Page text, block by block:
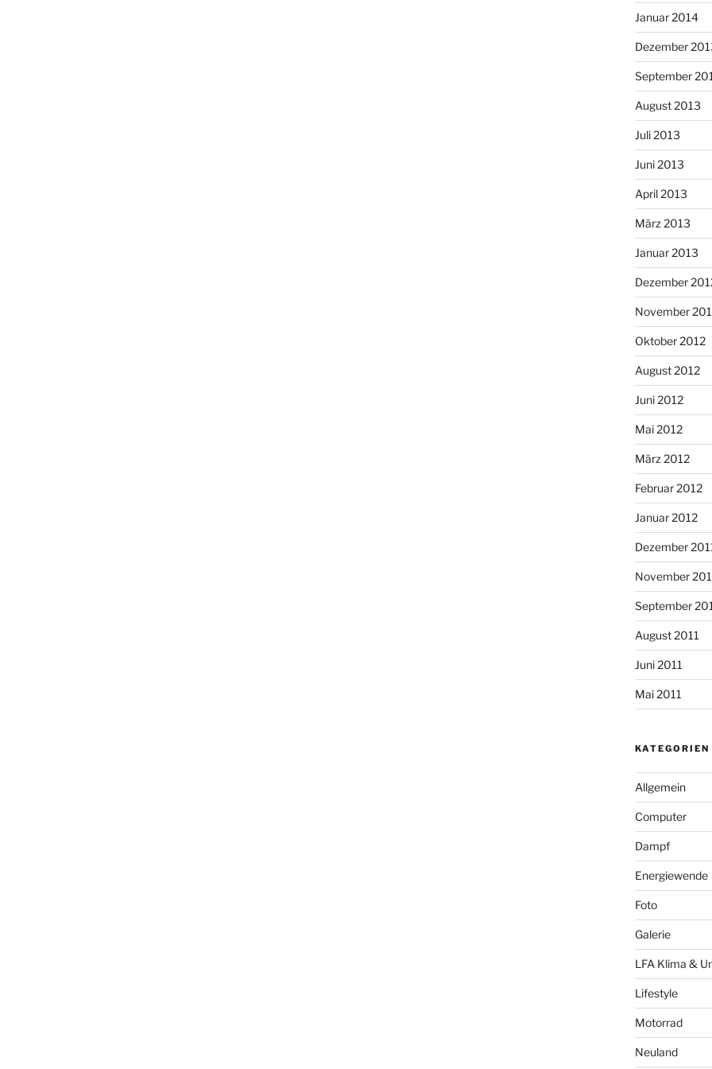
Januar 2014
Dezember
September
August 2013
Juli 2013
Juni 2013
April 2013
März 2013
Januar 2013
Dezember
November
Oktober 2012
August 2012
Juni 2012
Mai 2012
März 2012
Februar 2012
Januar 2012
Dezember
November
September
August 2011
Juni 2011
Mai 2011
KATEGORIEN
Allgemein
Computer
Dampf
Energiewende
Foto
Galerie
LFA Klima &
Lifestyle
Motorrad
Neuland